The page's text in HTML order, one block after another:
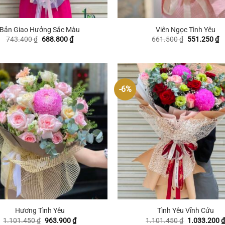
Bản Giao Hưởng Sắc Màu
743.400₫ Giá
688.800₫Giá
688.800 ₫.
Viên Ngọc Tình Yêu
661.500₫ Giá
551.250₫Giá
Hương Tình Yêu
1.101.450₫ Giá
963.900₫Giá
-6%
+
Tình Yêu Vĩnh Cửu
1.101.450₫ Giá
1.033.200₫